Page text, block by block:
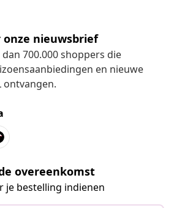
onze nieuwsbrief
700.000 shoppers die
en nieuwe
ontvangen.
overeenkomst
je bestelling indienen